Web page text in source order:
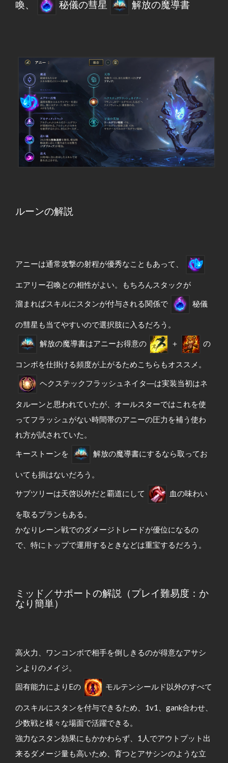
喚、 秘儀の彗星 解放の魔導書
ルーンの解説
アニーは通常攻撃の射程が優秀なこともあって、
エアリー召喚との相性がよい。もちろんスタックが
溜まればスキルにスタンが付与される関係で 秘儀
の彗星も当てやすいので選択肢に入るだろう。
解放の魔導書はアニーお得意の ＋ の
コンボを仕掛ける頻度が上がるためこちらもオススメ。
ヘクステックフラッシュネイタ―は実装当初はネ
タルーンと思われていたが、オールスターではこれを使
ってフラッシュがない時間帯のアニーの圧力を補う使わ
れ方が試されていた。
キーストーンを 解放の魔導書にするなら取ってお
いても損はないだろう。
サブツリーは天啓以外だと覇道にして 血の味わい
を取るプランもある。
かなりレーン戦でのダメージトレードが優位になるの
で、特にトップで運用するときなどは重宝するだろう。
ミッド／サポートの解説（プレイ難易度：か
なり簡単）
高火力、ワンコンボで相手を倒しきるのが得意なアサシ
ンよりのメイジ。
固有能力によりEの モルテンシールド以外のすべて
のスキルにスタンを付与できるため、1v1、gank合わせ、
少数戦と様々な場面で活躍できる。
強力なスタン効果にもかかわらず、1人でアウトプット出
来るダメージ量も高いため、育つとアサシンのような立